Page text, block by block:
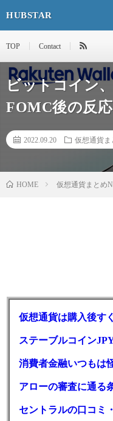
HUBSTAR
TOP Contact
ビットコイン
FOMC後の反
2022.09.20 仮想通貨ま
HOME 仮想通貨まとめ